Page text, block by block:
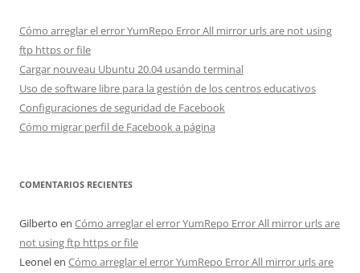
Cómo arreglar el error YumRepo Error All mirror urls are not using
ftp https or file
Cargar nouveau Ubuntu 20.04 usando terminal
Uso de software libre para la gestión de los centros educativos
Configuraciones de seguridad de Facebook
Cómo migrar perfil de Facebook a página
COMENTARIOS RECIENTES
Gilberto en Cómo arreglar el error YumRepo Error All mirror urls are
not using ftp https or file
Leonelen Cómo arreglar el error YumRepo Error All mirror urls are